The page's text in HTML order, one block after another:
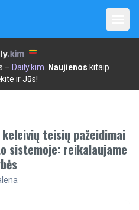
– Daily.kim Naujienos .kitaip
ir Jūs!
teisių pažeidimai
sistemoje: reikalaujame